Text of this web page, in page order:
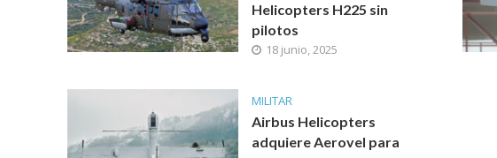
Helicopters H225 sin
pilotos
18 junio, 2025
MILITAR
Airbus Helicopters
adquiere Aerovel para